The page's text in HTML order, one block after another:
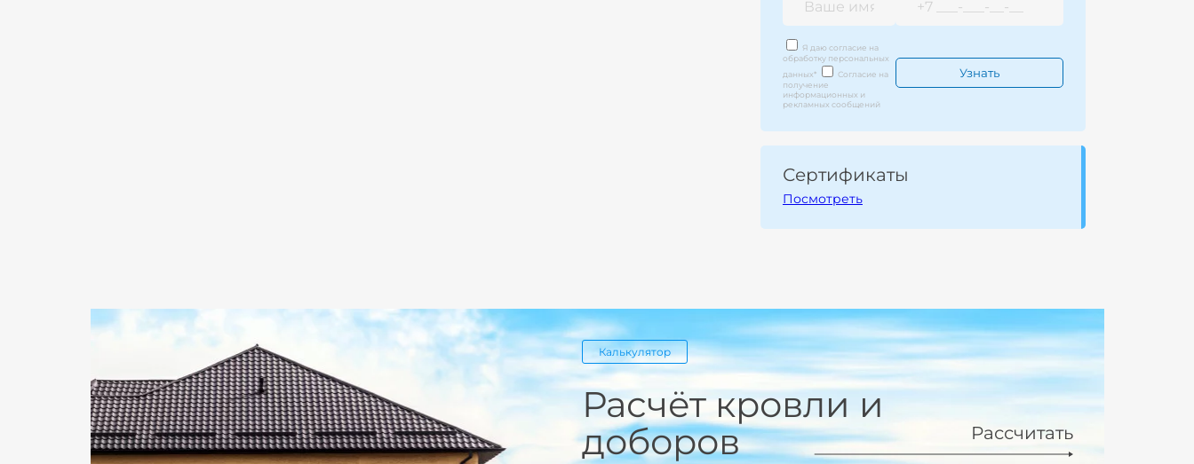
Я даю согласие на
обработку персональных
данных*
Согласие на
получение
информационных и
рекламных сообщений
Сертификаты
Посмотреть
Калькулятор
Расчёт кровли и
доборов
Рассчитать